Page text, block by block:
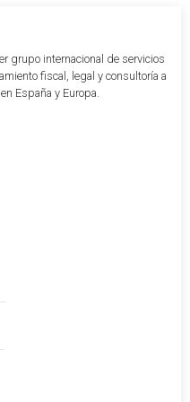
grupo internacional de servicios
fiscal, legal y consultoría a
España y Europa.